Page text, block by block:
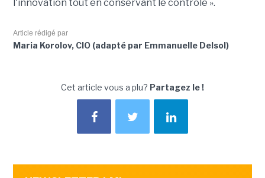
l'innovation tout en conservant le contrôle ».
Article rédigé par
Maria Korolov, CIO (adapté par Emmanuelle Delsol)
Cet article vous a plu? Partagez le !